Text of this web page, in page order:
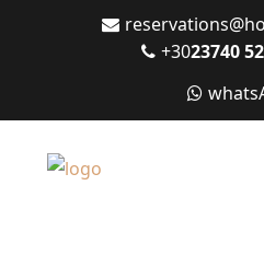
+3023740